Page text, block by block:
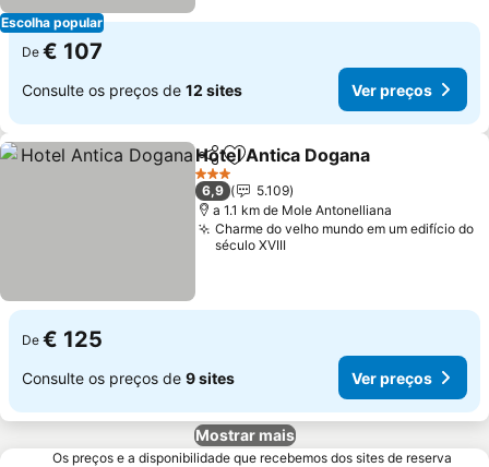
Escolha popular
De € 107
Consulte os preços de 12 sites Ver preços
PartilharAdicionar aos favoritos
Hotel Antica Dogana
3 Estrelas
6,9
5.109
a 1.1 km de Mole Antonelliana
Charme do velho mundo em um edifício do
século XVIII
De € 125
Consulte os preços de 9 sites Ver preços
Mostrar mais
Os preços e a disponibilidade que recebemos dos sites de reserva